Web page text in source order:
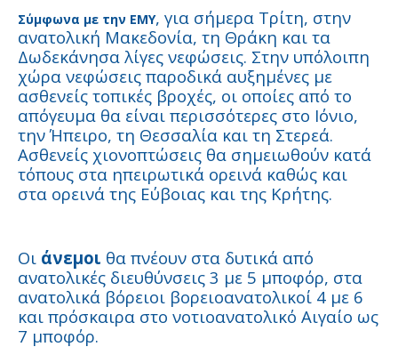
Σύμφωνα με την ΕΜΥ, για σήμερα Τρίτη, στην
ανατολική Μακεδονία, τη Θράκη και τα
Δωδεκάνησα λίγες νεφώσεις. Στην υπόλοιπη
χώρα νεφώσεις παροδικά αυξημένες με
ασθενείς τοπικές βροχές, οι οποίες από το
απόγευμα θα είναι περισσότερες στο Ιόνιο,
την Ήπειρο, τη Θεσσαλία και τη Στερεά.
Ασθενείς χιονοπτώσεις θα σημειωθούν κατά
τόπους στα ηπειρωτικά ορεινά καθώς και
στα ορεινά της Εύβοιας και της Κρήτης.
Οι άνεμοι θα πνέουν στα δυτικά από
ανατολικές διευθύνσεις 3 με 5 μποφόρ, στα
ανατολικά βόρειοι βορειοανατολικοί 4 με 6
και πρόσκαιρα στο νοτιοανατολικό Αιγαίο ως
7 μποφόρ.